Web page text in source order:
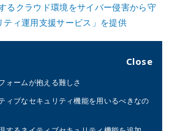
るクラウド環境をサイバー侵害から守
ィ運用支援サービス」を提供
ォームが抱える難しさ
ィブなセキュリティ機能を用いるべきなの